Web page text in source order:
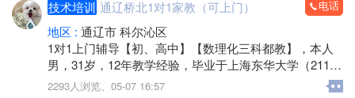
作！怎么办！三环新动力会计学校为您搭建理想的学习
平台与您共创财务人生！
校址：科区民主路与新兴大街交汇处东走50米路南 三环
新动力会计学校
VIP班：C1 3680元 | C2 3880元
二、报名活动（所有小车学员均可参与）
活动规则：全程公开透明，无套路、无暗箱操作，报名
必中奖！
一等奖：9999元75英寸智能数字电视（1名）
技术培训 通辽桥北1对1家教（可上门） 电话
地区 : 通辽市 科尔沁区
1对1上门辅导【初、高中】【数理化三科都教】，本人
男，31岁，12年教学经验，毕业于上海东华大学（211大
学），有良好的沟通能力和逻辑思维，擅长和小孩子打
2293人浏览、 05-07 16:57